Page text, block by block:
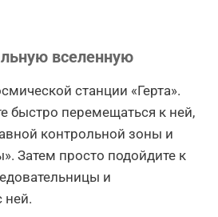
вселенную
станции «Герта».
быстро перемещаться к ней,
контрольной зоны и
Затем просто подойдите к
и
ней.